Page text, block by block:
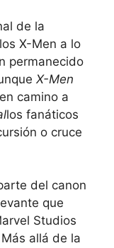
de la
X-Men a lo
permanecido
X-Men
camino a
los fanáticos
o cruce
del canon
que
Studios
allá de la